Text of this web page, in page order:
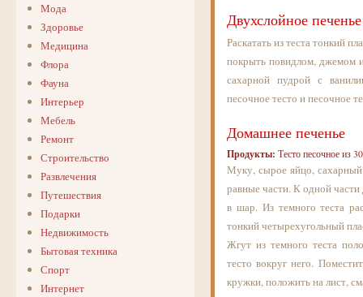
Мода
Здоровье
Медицина
Флора
Фауна
Интерьер
Мебель
Ремонт
Строительство
Развлечения
Путешествия
Подарки
Недвижимость
Бытовая техника
Спорт
Интернет
Двухслойное печенье
Раскатать из теста тонкий
покрыть повидлом, джемом
сахарной пудрой с
песочное тесто и песочное
Домашнее печенье
Продукты: Тесто песочное из
Муку, сырое яйцо, сахарный
равные части. К одной части
в шар. Из темного теста
тонкий четырехугольный
Жгут из темного теста
тесто вокруг него.
кружки, положить на лист,